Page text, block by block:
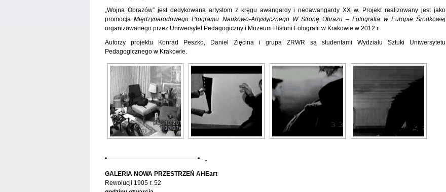
„Wojna Obrazów” jest dedykowana artystom z kręgu awangardy i neoawangardy XX w. Projekt realizowany jest jako
promocjaMiędzynarodowego Programu Naukowo-Artystycznego W Stronę Obrazu – Fotografia w Europie Środkowej
organizowanego przez Uniwersytet Pedagogiczny i Muzeum Historii Fotografii w Krakowie w 2012 r.
Autorzy projektu Konrad Peszko, Daniel Zięcina i grupa ZRWR są studentami Wydziału Sztuki Uniwersytetu
Pedagogicznego w Krakowie.
GALERIA NOWA PRZESTRZEŃ AHEart
Rewolucji 1905 r. 52